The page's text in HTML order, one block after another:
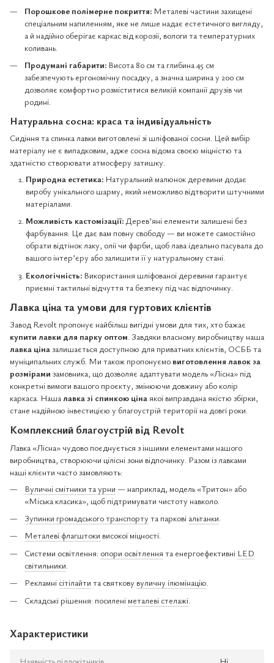
Порошкове полімерне покриття: Металеві частини захищені
спеціальним напиленням, яке не лише надає естетичного вигляду,
а й надійно оберігає каркас від корозії, вологи та температурних
коливань.
Продумані габарити: Висота 80 см та глибина 45 см
забезпечують ергономічну посадку, а значна ширина у 200 см
дозволяє комфортно розміститися великій компанії друзів чи
родині.
Натуральна сосна: краса та індивідуальність
Сидіння та спинка лавки виготовлені зі шліфованої сосни. Цей вибір
матеріалу не є випадковим, адже сосна відома своєю міцністю та
здатністю створювати атмосферу затишку.
Природна естетика: Натуральний малюнок деревини додає
виробу унікального шарму, який неможливо відтворити штучними
матеріалами.
Можливість кастомізації: Дерев’яні елементи залишені без
фарбування. Це дає вам повну свободу — ви можете самостійно
обрати відтінок лаку, олії чи фарби, щоб лава ідеально пасувала до
вашого інтер’єру або залишити її у натуральному стані.
Екологічність: Використання шліфованої деревини гарантує
приємні тактильні відчуття та безпеку під час відпочинку.
Лавка ціна та умови для гуртових клієнтів
Завод Revolt пропонує найбільш вигідні умови для тих, хто бажає
купити лавки для парку оптом. Завдяки власному виробництву наша
лавка ціназалишається доступною для приватних клієнтів, ОСББ та
муніципальних служб. Ми також пропонуємо виготовлення лавок за
розмірами замовника, що дозволяє адаптувати модель «Лісна» під
конкретні вимоги вашого проєкту, змінюючи довжину або колір
каркаса. Нашалавка зі спинкою цінаякої виправдана якістю збірки,
стане надійною інвестицією у благоустрій території на довгі роки.
Комплексний благоустрій від Revolt
Лавка «Лісна» чудово поєднується з іншими елементами нашого
виробництва, створюючи цілісні зони відпочинку. Разом із лавками
наші клієнти часто замовляють:
Вуличні смітники та урни — наприклад, модель «Тритон» або
«Міська класика», щоб підтримувати чистоту навколо.
Зупинки громадського транспорту та паркові альтанки.
Металеві флагштоки високої міцності.
Системи освітлення: опори освітлення та енергоефективні LED
світильники.
Рекламні сітілайти та святкову вуличну ілюмінацію.
Складські рішення: посилені металеві стелажі
Характеристики
Наявність підлокітників Ні